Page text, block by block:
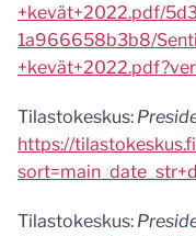
+kevät+2022.pdf/
1a966658b3b8/
Tilastokeskus:
https://
Tilastokeskus: